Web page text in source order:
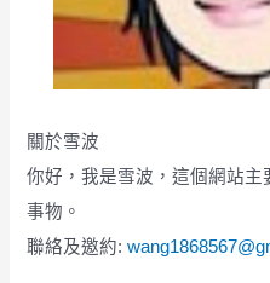
關於雪波
你好，我是雪波，這個網站
事物。
聯絡及邀約: